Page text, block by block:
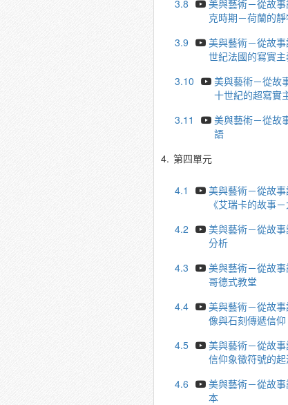
3.8
美與藝術－從故
克時期－荷蘭的
3.9
美與藝術－從故
世紀法國的寫實
3.10
美與藝術－從
十世紀的超寫實
3.11
美與藝術－從
語
4. 第四單元
4.1
美與藝術－從故
《艾瑞卡的故事－
4.2
美與藝術－從故
分析
4.3
美與藝術－從故
哥德式教堂
4.4
美與藝術－從故
像與⽯刻傳遞信仰
4.5
美與藝術－從故
信仰象徵符號的
4.6
美與藝術－從故
本